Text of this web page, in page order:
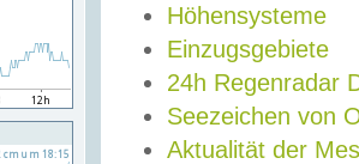
Höhensysteme
Einzugsgebiete
24h Regenradar
Seezeichen von
Aktualität der